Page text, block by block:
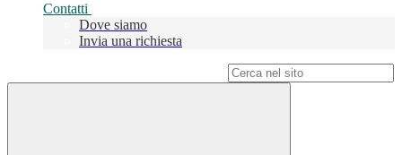
Contatti
Dove siamo
Invia una richiesta